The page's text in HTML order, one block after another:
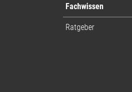
Fachwissen
Ratgeber